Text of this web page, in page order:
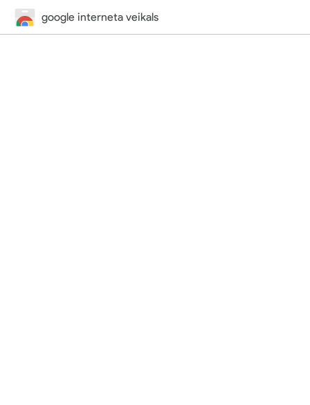
google interneta veikals